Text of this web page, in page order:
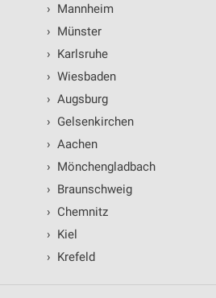
› Mannheim
› Münster
› Karlsruhe
› Wiesbaden
› Augsburg
› Gelsenkirchen
› Aachen
› Mönchengladbach
› Braunschweig
› Chemnitz
› Kiel
› Krefeld